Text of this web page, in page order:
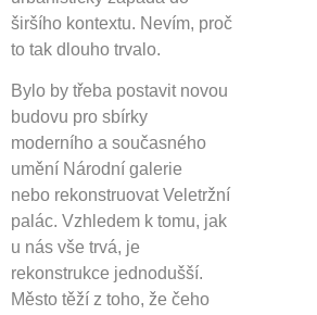
širšího kontextu. Nevím, proč
to tak dlouho trvalo.
Bylo by třeba postavit novou
budovu pro sbírky
moderního a současného
umění Národní galerie
nebo rekonstruovat Veletržní
palác. Vzhledem k tomu, jak
u nás vše trvá, je
rekonstrukce jednodušší.
Město těží z toho, že čeho